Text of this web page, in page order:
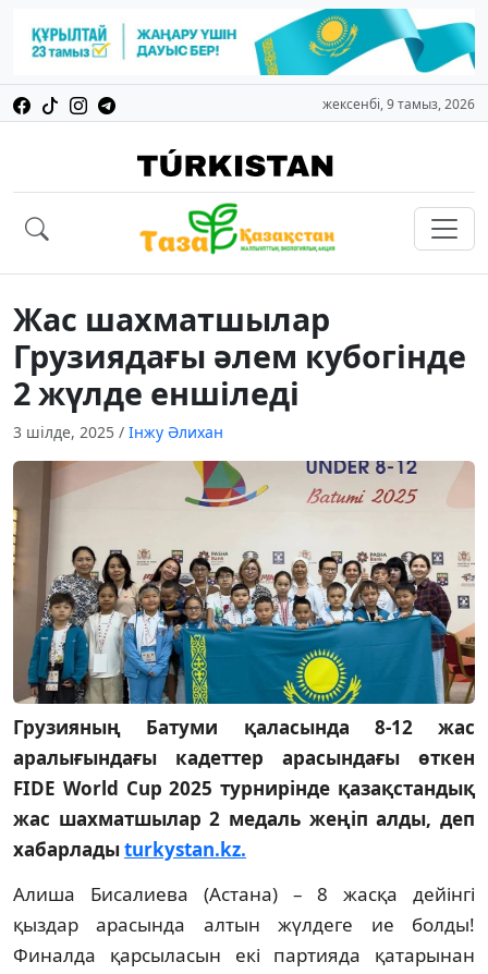
жексенбі, 9 тамыз, 2026
Жас шахматшылар
Грузиядағы әлем кубогінде
2 жүлде еншіледі
3 шілде, 2025 / Інжу Әлихан
Грузияның Батуми қаласында 8-12 жас
аралығындағы кадеттер арасындағы өткен
FIDE World Cup 2025 турнирінде қазақстандық
жас шахматшылар 2 медаль жеңіп алды, деп
хабарладыturkystan.kz.
Алиша Бисалиева (Астана) – 8 жасқа дейінгі
қыздар арасында алтын жүлдеге ие болды!
Финалда қарсыласын екі партияда қатарынан